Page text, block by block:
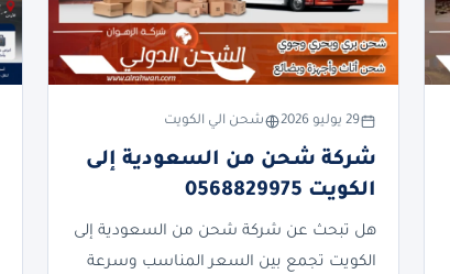
29 يوليو 2026 شحن الي الكويت
شركة شحن من السعودية إلى
الكويت 0568829975
هل تبحث عن شركة شحن من السعودية إلى
الكويت تجمع بين السعر المناسب وسرعة